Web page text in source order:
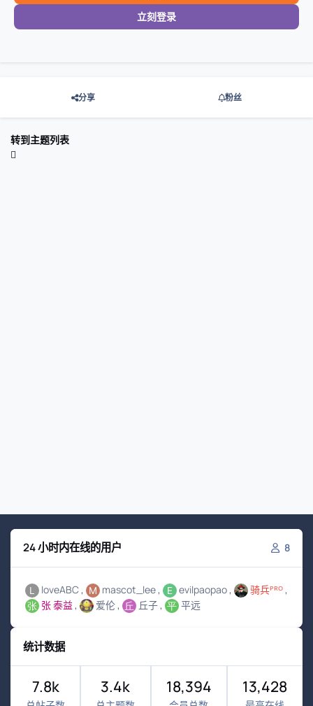
立刻登录
分享 粉丝
转到主题列表
24 小时内在线的用户 8
loveABC mascot_lee evilpaopao
骑兵ᴾᴿᴼ
张 泰益
爱伦 丘子 平远
统计数据
7.8k 3.4k 18,394 13,428